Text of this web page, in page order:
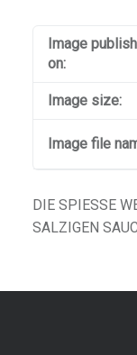
Image
on:
Image size:
Image file
DIE SPIESSE
LZIGEN